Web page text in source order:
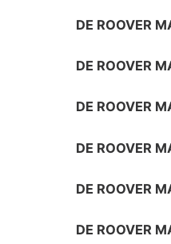
DE ROOVER
DE ROOVER
DE ROOVER
DE ROOVER
DE ROOVER
DE ROOVER